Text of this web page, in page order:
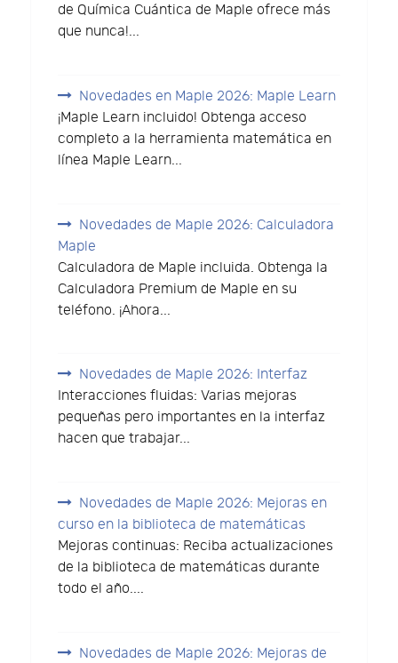
de Química Cuántica de Maple ofrece más
que nunca!...
Novedades en Maple 2026: Maple Learn
¡Maple Learn incluido! Obtenga acceso
completo a la herramienta matemática en
línea Maple Learn...
Novedades de Maple 2026: Calculadora
Maple
Calculadora de Maple incluida. Obtenga la
Calculadora Premium de Maple en su
teléfono. ¡Ahora...
Novedades de Maple 2026: Interfaz
Interacciones fluidas: Varias mejoras
pequeñas pero importantes en la interfaz
hacen que trabajar...
Novedades de Maple 2026: Mejoras en
curso en la biblioteca de matemáticas
Mejoras continuas: Reciba actualizaciones
de la biblioteca de matemáticas durante
todo el año....
Novedades de Maple 2026: Mejoras de